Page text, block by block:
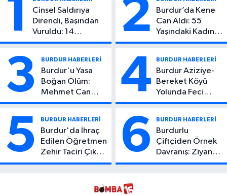
1
Cinsel Saldırıya
Direndi, Başından
Vuruldu: 14
Yaşındaki Çocuktan
2
Burdur’da Kene
Can Aldı: 55
Yaşındaki Kadın
Hayatını Kaybetti
3 BURDUR HABERLERİ
Burdur'u Yasa
Boğan Ölüm:
Mehmet Can
Atıcı Genç Yaşta
4 BURDUR HABERLERİ
Burdur Aziziye-
Bereket Köyü
Yolunda Feci
Kaza: 1 Ölü, 2
5 BURDUR HABERLERİ
Burdur'da İhraç
Edilen Öğretmen
Zehir Taciri Çıktı:
Binlerce
6 BURDUR HABERLERİ
Burdurlu
Çiftçiden Örnek
Davranış: Ziyan
Olmasın Diye